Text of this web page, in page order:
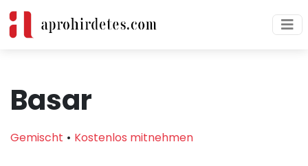
Basar
Gemischt Kostenlos mitnehmen